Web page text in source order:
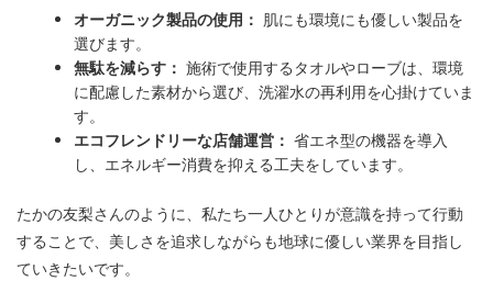
オーガニック製品の使用： 肌にも環境にも優しい製品を
選びます。
無駄を減らす： 施術で使用するタオルやローブは、環境
に配慮した素材から選び、洗濯水の再利用を心掛けていま
す。
エコフレンドリーな店舗運営： 省エネ型の機器を導入
し、エネルギー消費を抑える工夫をしています。
たかの友梨さんのように、私たち一人ひとりが意識を持って行動
することで、美しさを追求しながらも地球に優しい業界を目指し
ていきたいです。